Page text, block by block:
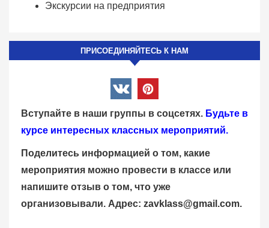
Экскурсии на предприятия
ПРИСОЕДИНЯЙТЕСЬ К НАМ
Вступайте в наши группы в соцсетях. Будьте в
курсе интересных классных мероприятий.
Поделитесь информацией о том, какие
мероприятия можно провести в классе или
напишите отзыв о том, что уже
организовывали. Адрес: zavklass@gmail.com.